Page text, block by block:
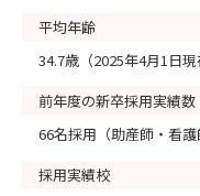
平均年齢
34.7歳（2025年4月1日現
前年度の新卒採用実績数
66名採用（助産師・看
採用実績校